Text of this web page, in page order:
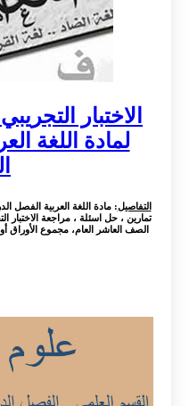
الاختبار
لمادة اللغة
التفاصيل: مادة اللغة العربية الفصل
تمارين ، حل اسئلة ، مراجعة الاختبار